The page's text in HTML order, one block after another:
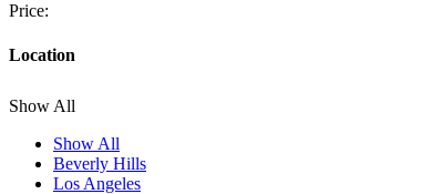
Price:
Location
Show All
Show All
Beverly Hills
Los Angeles